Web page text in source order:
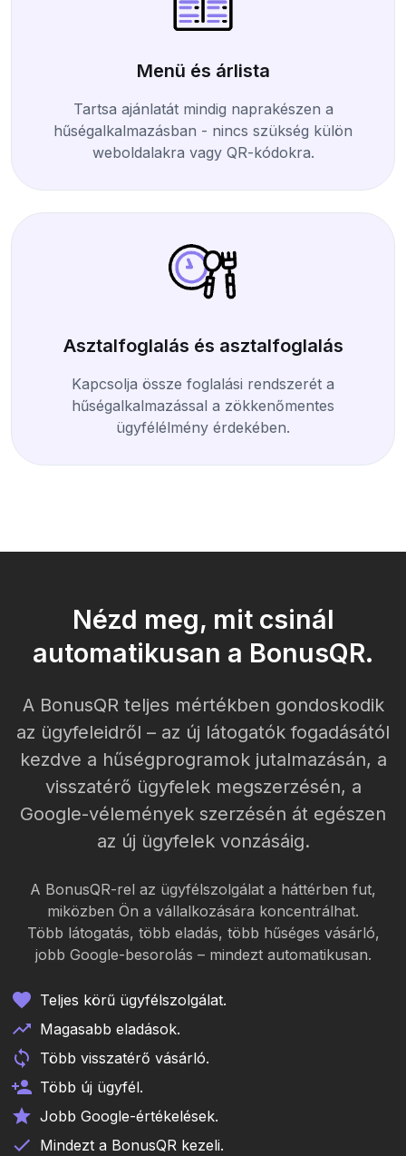
Menü és árlista
Tartsa ajánlatát mindig naprakészen a
hűségalkalmazásban - nincs szükség külön
weboldalakra vagy QR-kódokra.
Asztalfoglalás és asztalfoglalás
Kapcsolja össze foglalási rendszerét a
hűségalkalmazással a zökkenőmentes
ügyfélélmény érdekében.
Nézd meg, mit csinál
automatikusan a BonusQR.
A BonusQR teljes mértékben gondoskodik
az ügyfeleidről – az új látogatók fogadásától
kezdve a hűségprogramok jutalmazásán, a
visszatérő ügyfelek megszerzésén, a
Google-vélemények szerzésén át egészen
az új ügyfelek vonzásáig.
A BonusQR-rel az ügyfélszolgálat a háttérben fut,
miközben Ön a vállalkozására koncentrálhat.
Több látogatás, több eladás, több hűséges vásárló,
jobb Google-besorolás – mindezt automatikusan.
Teljes körű ügyfélszolgálat.
Magasabb eladások.
Több visszatérő vásárló.
Több új ügyfél.
Jobb Google-értékelések.
Mindezt a BonusQR kezeli.